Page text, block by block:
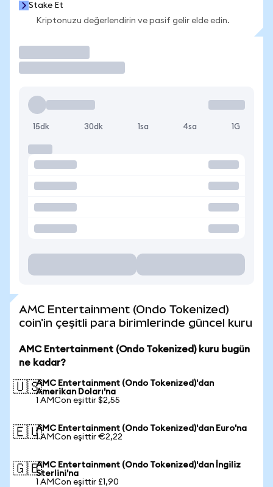
Stake Et
Kriptonuzu değerlendirin ve pasif gelir elde edin.
15dk 30dk 1sa 4sa 1G
AMC Entertainment (Ondo Tokenized)
coin'in çeşitli para birimlerinde güncel kuru
AMC Entertainment (Ondo Tokenized) kuru bugün
ne kadar?
🇺🇸AMC Entertainment (Ondo Tokenized)'dan
Amerikan Doları'na
1 AMCon eşittir $2,55
🇪🇺AMC Entertainment (Ondo Tokenized)'dan Euro'na
1 AMCon eşittir €2,22
🇬🇧AMC Entertainment (Ondo Tokenized)'dan İngiliz
Sterlini'na
1 AMCon eşittir £1,90